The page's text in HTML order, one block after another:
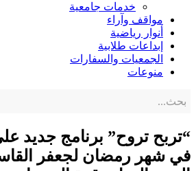
خدمات جامعية
مواقف وآراء
أنوار رياضية
إبداعات طلابية
الجمعيات والسفارات
منوعات
“تربح تروح” برنامج جديد
في شهر رمضان لجعفر